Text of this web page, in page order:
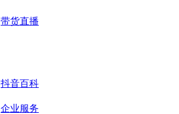
带货直播
抖音百科
企业服务